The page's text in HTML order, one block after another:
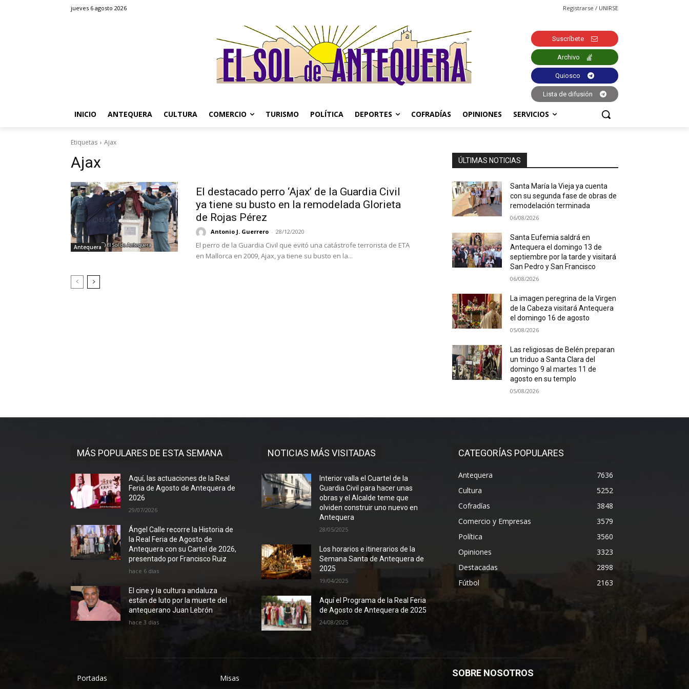
jueves 6 agosto 2026 Registrarse / UNIRSE
Suscríbete
Archivo
Quiosco
Lista de difusión
INICIO ANTEQUERA CULTURA COMERCIO TURISMO POLÍTICA DEPORTES COFRADÍAS OPINIONES SERVICIOS
Etiquetas Ajax
Ajax
Antequera
El destacado perro ‘Ajax’ de la Guardia Civil
ya tiene su busto en la remodelada Glorieta
de Rojas Pérez
Antonio J. Guerrero - 28/12/2020
El perro de la Guardia Civil que evitó una catástrofe terrorista de ETA
en Mallorca en 2009, Ajax, ya tiene su busto en la...
ÚLTIMAS NOTICIAS
Santa María la Vieja ya cuenta
con su segunda fase de obras de
remodelación terminada
06/08/2026
Santa Eufemia saldrá en
Antequera el domingo 13 de
septiembre por la tarde y visitará
San Pedro y San Francisco
06/08/2026
La imagen peregrina de la Virgen
de la Cabeza visitará Antequera
el domingo 16 de agosto
05/08/2026
Las religiosas de Belén preparan
un triduo a Santa Clara del
domingo 9 al martes 11 de
agosto en su templo
05/08/2026
MÁS POPULARES DE ESTA SEMANA
Aquí, las actuaciones de la Real
Feria de Agosto de Antequera de
2026
29/07/2026
Ángel Calle recorre la Historia de
la Real Feria de Agosto de
Antequera con su Cartel de 2026,
presentado por Francisco Ruiz
hace 6 días
El cine y la cultura andaluza
están de luto por la muerte del
antequerano Juan Lebrón
hace 3 días
NOTICIAS MÁS VISITADAS
Interior valla el Cuartel de la
Guardia Civil para hacer unas
obras y el Alcalde teme que
olviden construir uno nuevo en
Antequera
28/05/2025
Los horarios e itinerarios de la
Semana Santa de Antequera de
2025
19/04/2025
Aquí el Programa de la Real Feria
de Agosto de Antequera de 2025
24/08/2025
CATEGORÍAS POPULARES
Antequera
7636
Cultura
5252
Cofradías
3848
Comercio y Empresas
3579
Política
3560
Opiniones
3323
Destacadas
2898
Fútbol
2163
Portadas
Misas
SOBRE NOSOTROS